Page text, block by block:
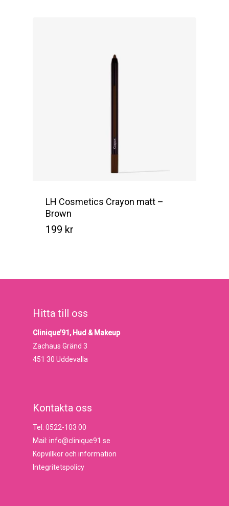
LH Cosmetics Crayon matt –
Brown
199 kr
Hitta till oss
Clinique’91, Hud & Makeup
Zachaus Gränd 3
451 30 Uddevalla
Kontakta oss
Tel: 0522-103 00
Mail: info@clinique91.se
Köpvillkor och information
Integritetspolicy